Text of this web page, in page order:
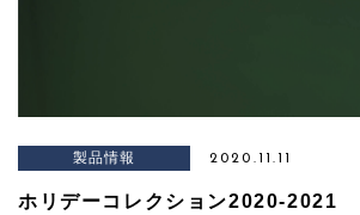
製品情報 2020.11.11
ホリデーコレクション2020-2021